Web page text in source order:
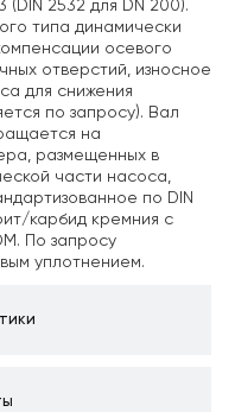
(DIN 2532 для DN 200).
типа динамически
осевого
отверстий, износное
для снижения
по запросу). Вал
на
размещенных в
части насоса,
по DIN
карбид кремния с
По запросу
уплотнением.